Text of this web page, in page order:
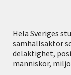
Hela Sveriges
samhällsaktör
delaktighet,
människor,